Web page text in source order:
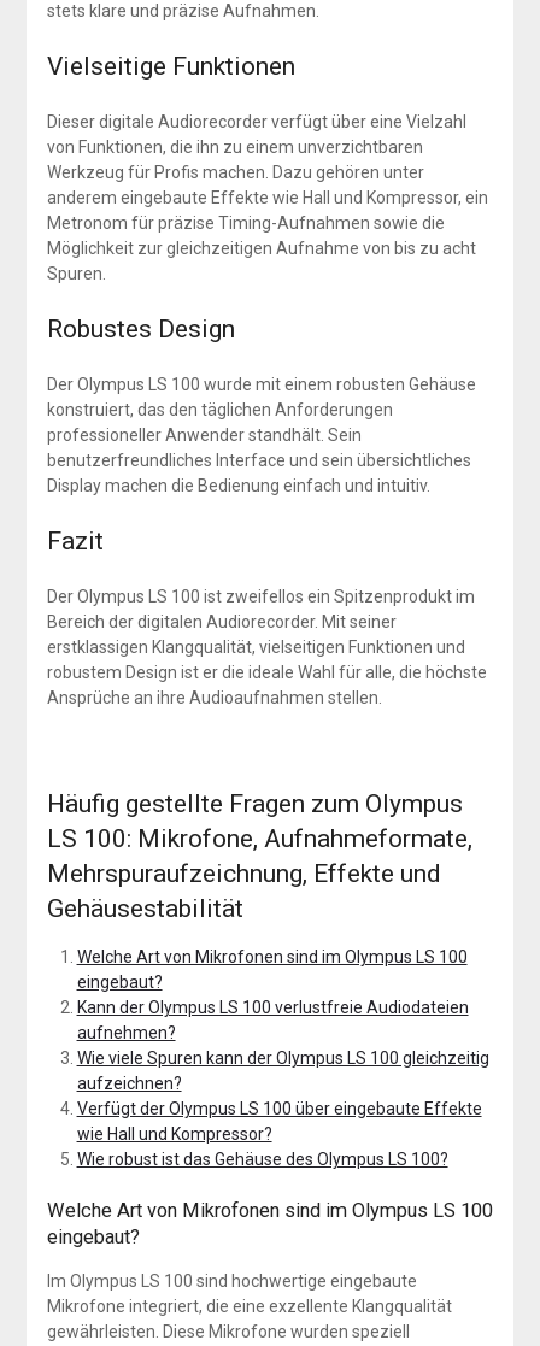
stets klare und präzise Aufnahmen.
Vielseitige Funktionen
Dieser digitale Audiorecorder verfügt über eine Vielzahl
von Funktionen, die ihn zu einem unverzichtbaren
Werkzeug für Profis machen. Dazu gehören unter
anderem eingebaute Effekte wie Hall und Kompressor, ein
Metronom für präzise Timing-Aufnahmen sowie die
Möglichkeit zur gleichzeitigen Aufnahme von bis zu acht
Spuren.
Robustes Design
Der Olympus LS 100 wurde mit einem robusten Gehäuse
konstruiert, das den täglichen Anforderungen
professioneller Anwender standhält. Sein
benutzerfreundliches Interface und sein übersichtliches
Display machen die Bedienung einfach und intuitiv.
Fazit
Der Olympus LS 100 ist zweifellos ein Spitzenprodukt im
Bereich der digitalen Audiorecorder. Mit seiner
erstklassigen Klangqualität, vielseitigen Funktionen und
robustem Design ist er die ideale Wahl für alle, die höchste
Ansprüche an ihre Audioaufnahmen stellen.
Häufig gestellte Fragen zum Olympus
LS 100: Mikrofone, Aufnahmeformate,
Mehrspuraufzeichnung, Effekte und
Gehäusestabilität
Welche Art von Mikrofonen sind im Olympus LS 100
eingebaut?
Kann der Olympus LS 100 verlustfreie Audiodateien
aufnehmen?
Wie viele Spuren kann der Olympus LS 100 gleichzeitig
aufzeichnen?
Verfügt der Olympus LS 100 über eingebaute Effekte
wie Hall und Kompressor?
Wie robust ist das Gehäuse des Olympus LS 100?
Welche Art von Mikrofonen sind im Olympus LS 100
eingebaut?
Im Olympus LS 100 sind hochwertige eingebaute
Mikrofone integriert, die eine exzellente Klangqualität
gewährleisten. Diese Mikrofone wurden speziell